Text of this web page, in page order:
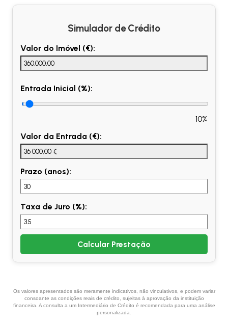
Simulador de Crédito
Valor do Imóvel (€):
Entrada Inicial (%):
10%
Valor da Entrada (€):
Prazo (anos):
Taxa de Juro (%):
Calcular Prestação
Os valores apresentados são meramente indicativos, não vinculativos, e podem variar
consoante as condições reais de crédito, sujeitas à aprovação da instituição
financeira. A consulta a um Intermediário de Crédito é recomendada para uma análise
personalizada.